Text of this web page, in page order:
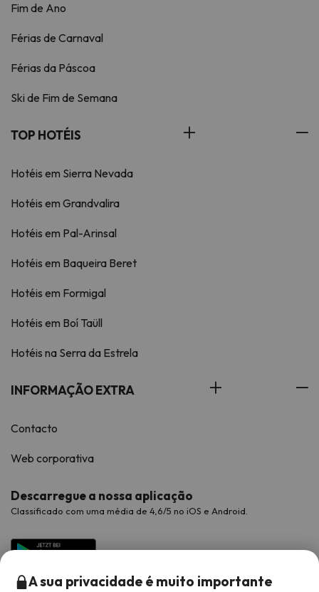
Fim de Ano
Férias de Carnaval
Férias da Páscoa
Ski de Fim de Semana
TOP HOTÉIS
Hotéis em Sierra Nevada
Hotéis em Grandvalira
Hotéis em Pal-Arinsal
Hotéis em Baqueira Beret
Hotéis em Formigal
Hotéis em Boí Taüll
Hotéis na Serra da Estrela
INFORMAÇÃO EXTRA
Contacto
Web corporativa
Descarregue a nossa aplicação
Classificado com uma média de 4,6/5 no iOS e Android.
A sua privacidade é muito importante